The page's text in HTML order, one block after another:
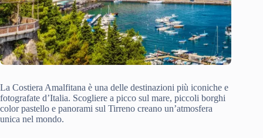
La Costiera Amalfitana è una delle destinazioni più iconiche e
fotografate d’Italia. Scogliere a picco sul mare, piccoli borghi
color pastello e panorami sul Tirreno creano un’atmosfera
unica nel mondo.